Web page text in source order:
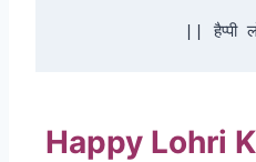
|| हैप्पी
Happy Lohri